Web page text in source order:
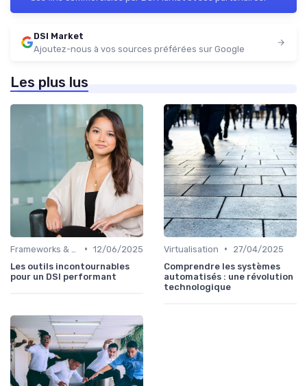
DSI Market
Ajoutez-nous à vos sources préférées sur Google
Les plus lus
• 12/06/2025
Les outils incontournables
pour un DSI performant
Virtualisation •
27/04/2025
Comprendre les systèmes
automatisés : une révolution
technologique